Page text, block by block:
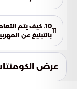
المتعلقة بجرائم
للمديرية العامة11
10. كيف يتم
بالتبليغ عن
تلتزم الجهات
خوف على
عرض